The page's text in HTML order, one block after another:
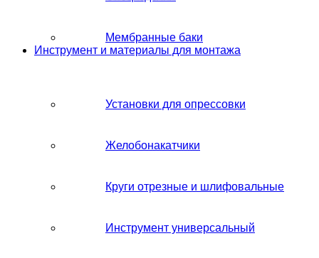
Мембранные баки
Инструмент и материалы для монтажа
Установки для опрессовки
Желобонакатчики
Круги отрезные и шлифовальные
Инструмент универсальный